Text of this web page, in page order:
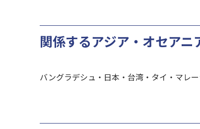
関係するアジア・オセアニ
バングラデシュ・日本・台湾・タイ・マレ